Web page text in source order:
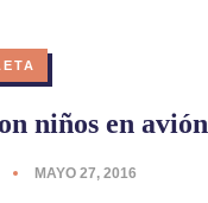
niños en avión
MAYO 27, 2016